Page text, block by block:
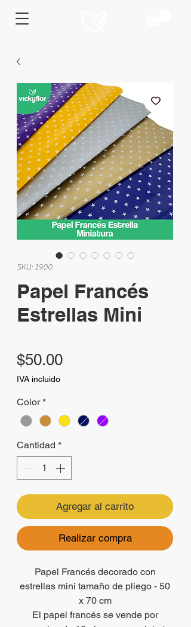
SKU: 1900
Papel Francés
Estrellas Mini
$50.00Precio
IVA incluido
Color *
Cantidad *
Agregar al carrito
Realizar compra
Papel Francés decorado con
estrellas mini tamaño de pliego - 50
x 70 cm
El papel francés se vende por